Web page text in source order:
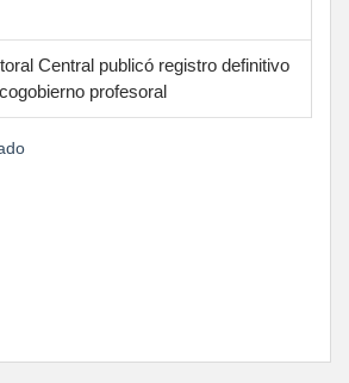
Central publicó registro definitivo
profesoral